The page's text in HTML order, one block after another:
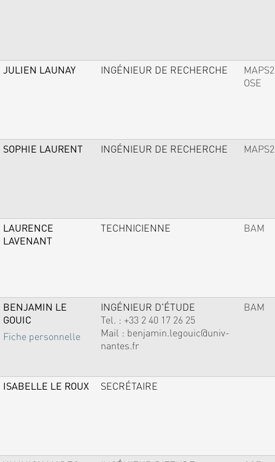
JULIEN LAUNAY INGÉNIEUR DE RECHERCHE
MAPS2
OSE
SOPHIE LAURENT INGÉNIEUR DE RECHERCHE MAPS2
LAURENCE
LAVENANT
TECHNICIENNE BAM
BENJAMIN LE
GOUIC
Fiche personnelle
INGÉNIEUR D'ÉTUDE
Tel. : +33 2 40 17 26 25
Mail : benjamin.legouic@univ-
nantes.fr
BAM
ISABELLE LE ROUX SECRÉTAIRE